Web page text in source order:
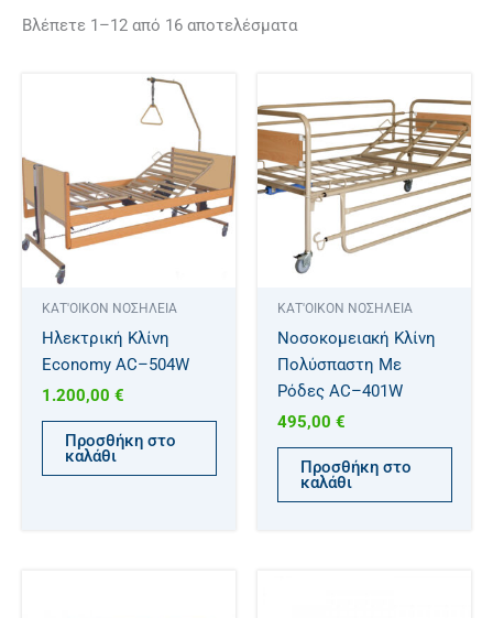
Βλέπετε 1–12 από 16 αποτελέσματα
ΚΑΤ'ΟΙΚΟΝ ΝΟΣΗΛΕΙΑ
Ηλεκτρική Κλίνη
Economy AC–504W
1.200,00 €
Προσθήκη στο
καλάθι
ΚΑΤ'ΟΙΚΟΝ ΝΟΣΗΛΕΙΑ
Νοσοκομειακή Κλίνη
Πολύσπαστη Με
Ρόδες AC–401W
495,00 €
Προσθήκη στο
καλάθι